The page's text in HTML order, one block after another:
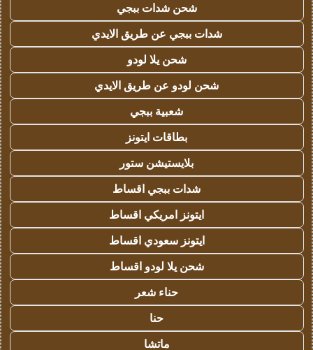
شحن شدات ببجي
شدات ببجي عن طريق الايدي
شحن يلا لودو
شحن لودو عن طريق الايدي
شعبية ببجي
بطاقات ايتونز
بلايستيشن ستور
شدات ببجي اقساط
ايتونز امريكي اقساط
ايتونز سعودي اقساط
شحن يلا لودو اقساط
حناء شعر
حنا
ماتشا